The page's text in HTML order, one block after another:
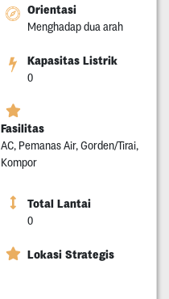
Orientasi
Menghadap dua arah
Kapasitas Listrik
0
Fasilitas
AC, Pemanas Air, Gorden/Tirai,
Kompor
Total Lantai
0
Lokasi Strategis